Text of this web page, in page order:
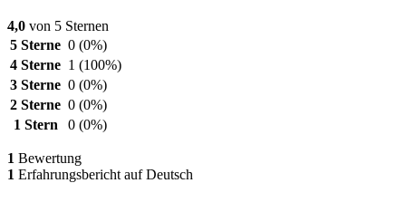
4,0 von 5 Sternen
5 Sterne 0 (0%)
4 Sterne 1 (100%)
3 Sterne 0 (0%)
2 Sterne 0 (0%)
1 Stern
0 (0%)
1 Bewertung
1 Erfahrungsbericht auf Deutsch